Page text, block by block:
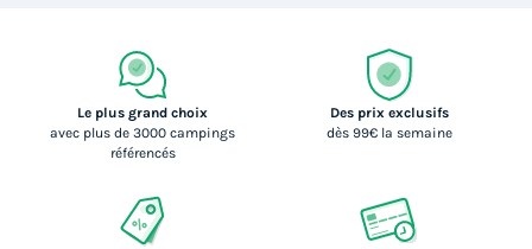
Le plus grand choix
avec plus de 3000 campings
référencés
Des prix exclusifs
dès 99€ la semaine